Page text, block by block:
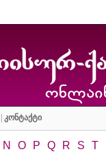
კონტაქტი
N O P Q R S T